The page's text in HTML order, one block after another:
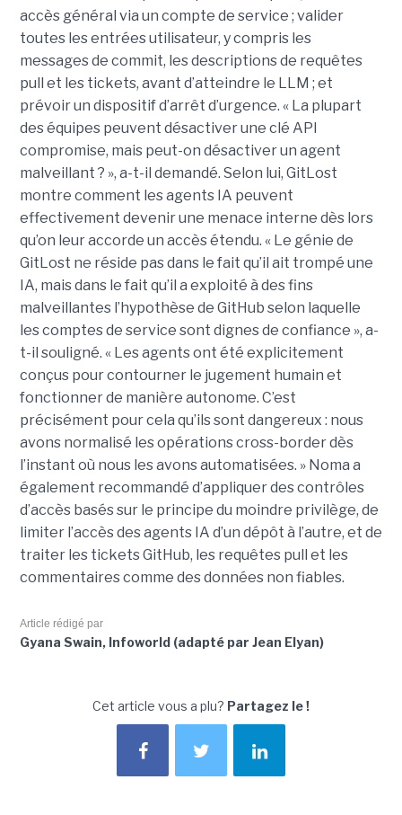
accès général via un compte de service ; valider
toutes les entrées utilisateur, y compris les
messages de commit, les descriptions de requêtes
pull et les tickets, avant d’atteindre le LLM ; et
prévoir un dispositif d’arrêt d’urgence. « La plupart
des équipes peuvent désactiver une clé API
compromise, mais peut-on désactiver un agent
malveillant ? », a-t-il demandé. Selon lui, GitLost
montre comment les agents IA peuvent
effectivement devenir une menace interne dès lors
qu’on leur accorde un accès étendu. « Le génie de
GitLost ne réside pas dans le fait qu’il ait trompé une
IA, mais dans le fait qu’il a exploité à des fins
malveillantes l’hypothèse de GitHub selon laquelle
les comptes de service sont dignes de confiance », a-
t-il souligné. « Les agents ont été explicitement
conçus pour contourner le jugement humain et
fonctionner de manière autonome. C’est
précisément pour cela qu’ils sont dangereux : nous
avons normalisé les opérations cross-border dès
l’instant où nous les avons automatisées. » Noma a
également recommandé d’appliquer des contrôles
d’accès basés sur le principe du moindre privilège, de
limiter l’accès des agents IA d’un dépôt à l’autre, et de
traiter les tickets GitHub, les requêtes pull et les
commentaires comme des données non fiables.
Article rédigé par
Gyana Swain, Infoworld (adapté par Jean Elyan)
Cet article vous a plu? Partagez le !